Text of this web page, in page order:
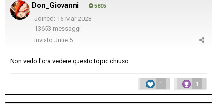
Don_Giovanni 5805
Joined: 15-Mar-2023
13653 messaggi
Inviato June 5
Non vedo l'ora vedere questo topic chiuso.
1 1